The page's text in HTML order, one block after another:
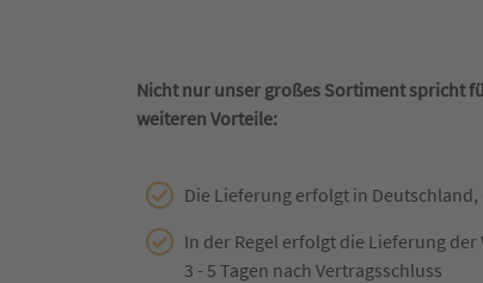
Nicht nur unser großes Sortiment spricht
weiteren Vorteile:
Die Lieferung erfolgt in
In der Regel erfolgt die Lieferung
3 - 5 Tagen nach Vertragsschluss